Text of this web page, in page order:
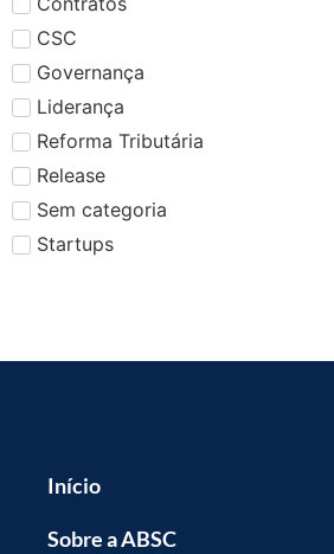
CSC
Governança
Liderança
Reforma Tributária
Release
Sem categoria
Startups
Início
Sobre a ABSC